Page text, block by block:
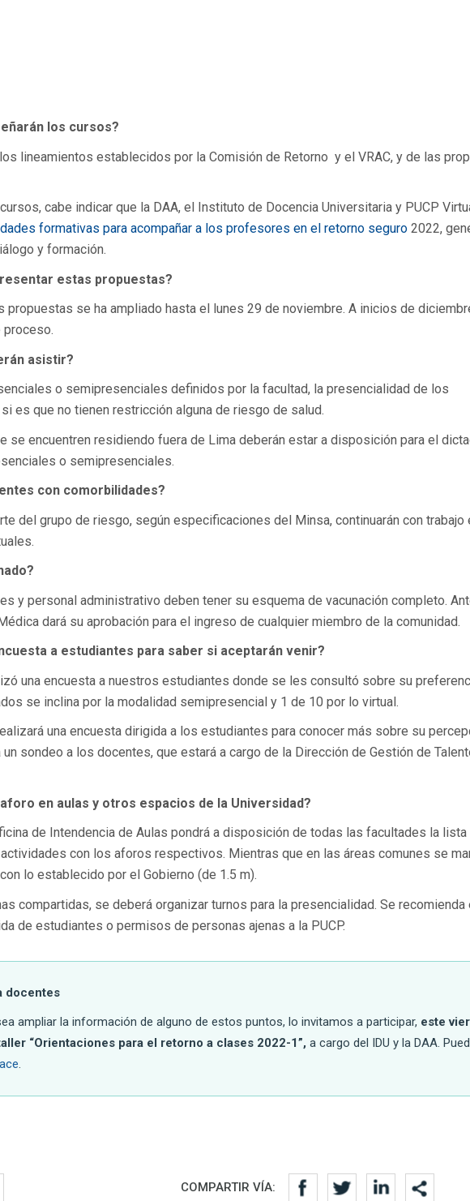
los cursos?
lineamientos establecidos por la Comisión de Retorno y el VRAC, y de las
cabe indicar que la DAA, el Instituto de Docencia Universitaria y PUCP
formativas para acompañar a los profesores en el retorno seguro 2022,
y formación.
estas propuestas?
propuestas se ha ampliado hasta el lunes 29 de noviembre. A inicios de
asistir?
o semipresenciales definidos por la facultad, la presencialidad de los
es que no tienen restricción alguna de riesgo de salud.
se encuentren residiendo fuera de Lima deberán estar a disposición para el
o semipresenciales.
con comorbilidades?
del grupo de riesgo, según especificaciones del Minsa, continuarán con trabajo
y personal administrativo deben tener su esquema de vacunación completo.
dará su aprobación para el ingreso de cualquier miembro de la comunidad.
a estudiantes para saber si aceptarán venir?
una encuesta a nuestros estudiantes donde se les consultó sobre su
se inclina por la modalidad semipresencial y 1 de 10 por lo virtual.
una encuesta dirigida a los estudiantes para conocer más sobre su
sondeo a los docentes, que estará a cargo de la Dirección de Gestión de
en aulas y otros espacios de la Universidad?
de Intendencia de Aulas pondrá a disposición de todas las facultades la lista
con los aforos respectivos. Mientras que en las áreas comunes se
lo establecido por el Gobierno (de 1.5 m).
compartidas, se deberá organizar turnos para la presencialidad. Se recomienda
de estudiantes o permisos de personas ajenas a la PUCP.
docentes
ampliar la información de alguno de estos puntos, lo invitamos a participar, este
“Orientaciones para el retorno a clases 2022-1”, a cargo del IDU y la DAA.
.
COMPARTIR VÍA: